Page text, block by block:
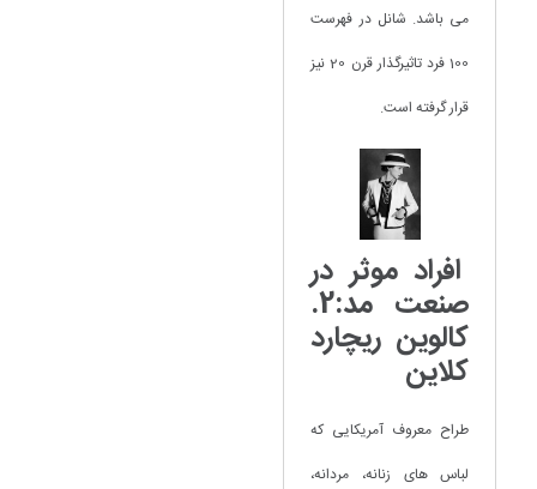
می باشد. شانل در فهرست
100 فرد تاثیرگذار قرن 20 نیز
قرار گرفته است.
افراد موثر در
صنعت مد:2.
کالوین ریچارد
کلاین
طراح معروف آمریکایی که
لباس های زنانه، مردانه،